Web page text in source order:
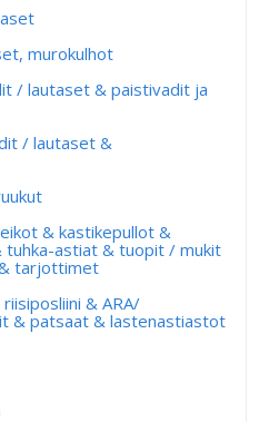
murokulhot
/ lautaset & paistivadit ja
/ lautaset &
& kastikepullot &
astiat & tuopit / mukit
tarjottimet
& ARA/
& patsaat & lastenastiastot